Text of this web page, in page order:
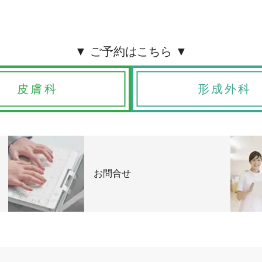
皮膚科 形成外科
お問合せ